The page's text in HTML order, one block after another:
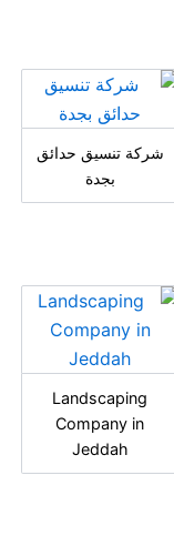
شركة تنسيق حدائق
بجدة
Landscaping
Company in
Jeddah